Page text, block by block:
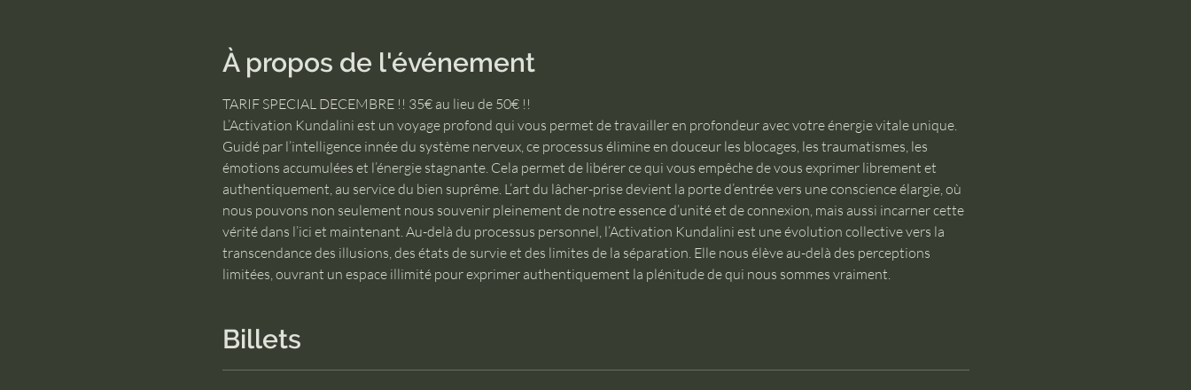
À propos de l'événement
TARIF SPECIAL DECEMBRE !! 35€ au lieu de 50€ !!
L’Activation Kundalini est un voyage profond qui vous permet de travailler en profondeur avec votre énergie vitale unique.
Guidé par l’intelligence innée du système nerveux, ce processus élimine en douceur les blocages, les traumatismes, les
émotions accumulées et l’énergie stagnante. Cela permet de libérer ce qui vous empêche de vous exprimer librement et
authentiquement, au service du bien suprême. L’art du lâcher-prise devient la porte d’entrée vers une conscience élargie, où
nous pouvons non seulement nous souvenir pleinement de notre essence d’unité et de connexion, mais aussi incarner cette
vérité dans l’ici et maintenant. Au-delà du processus personnel, l’Activation Kundalini est une évolution collective vers la
transcendance des illusions, des états de survie et des limites de la séparation. Elle nous élève au-delà des perceptions
limitées, ouvrant un espace illimité pour exprimer authentiquement la plénitude de qui nous sommes vraiment.
Billets